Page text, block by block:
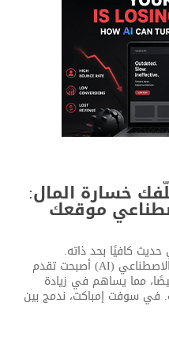
خسارة المال:
موقعك
حديث كافيًا بحد ذاته.
فالشركات التي تدمج تقنيات الذكاء الاصطناعي (AI) أصبحت تقدم
مما يساهم في زيادة
في سوفت إمباكت، ندمج بين